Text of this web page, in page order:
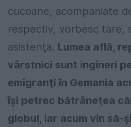
cucoane, acompaniate
respectiv, vorbesc tare,
asistenţa. Lumea află,
vârstnici sunt ingineri
emigranţi în Gemania
își petrec bătrâneţea
globul, iar acum vin să-